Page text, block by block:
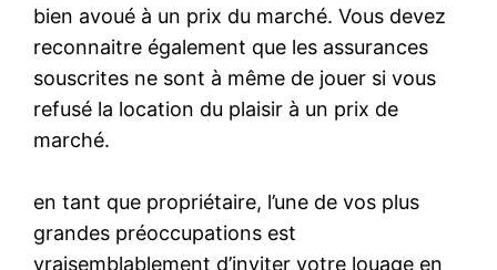
bien avoué à un prix du marché. Vous devez
reconnaitre également que les assurances
souscrites ne sont à même de jouer si vous
refusé la location du plaisir à un prix de
marché.
en tant que propriétaire, l’une de vos plus
grandes préoccupations est
vraisemblablement d’inviter votre louage en